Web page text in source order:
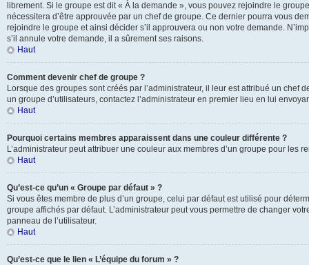
librement. Si le groupe est dit « À la demande », vous pouvez rejoindre le
nécessitera d’être approuvée par un chef de groupe. Ce dernier pourra vous
rejoindre le groupe et ainsi décider s’il approuvera ou non votre demande.
s’il annule votre demande, il a sûrement ses raisons.
Haut
Comment devenir chef de groupe ?
Lorsque des groupes sont créés par l’administrateur, il leur est attribué un chef
un groupe d’utilisateurs, contactez l’administrateur en premier lieu en lui
Haut
Pourquoi certains membres apparaissent dans une couleur différente ?
L’administrateur peut attribuer une couleur aux membres d’un groupe pour les
Haut
Qu’est-ce qu’un « Groupe par défaut » ?
Si vous êtes membre de plus d’un groupe, celui par défaut est utilisé pour
groupe affichés par défaut. L’administrateur peut vous permettre de changer
panneau de l’utilisateur.
Haut
Qu’est-ce que le lien « L’équipe du forum » ?